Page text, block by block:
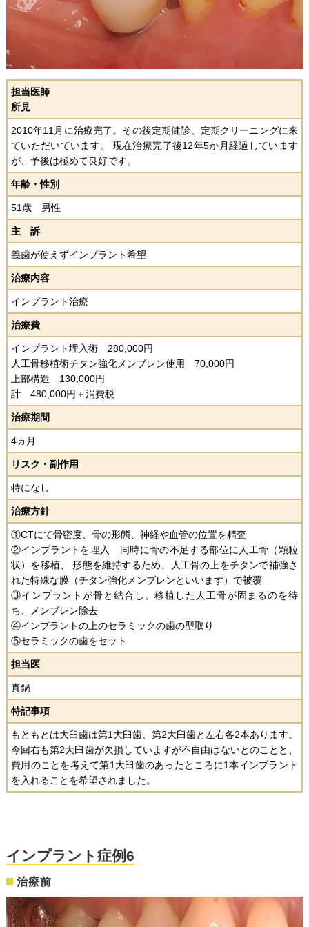
担当医師
所見
2010年11月に治療完了。その後定期健診、定期クリーニングに来
ていただいています。 現在治療完了後12年5か月経過しています
が、予後は極めて良好です。
年齢・性別
51歳 男性
主 訴
義歯が使えずインプラント希望
治療内容
インプラント治療
治療費
インプラント埋入術 280,000円
人工骨移植術チタン強化メンブレン使用 70,000円
上部構造 130,000円
計 480,000円＋消費税
治療期間
4ヵ月
リスク・副作用
特になし
治療方針
①CTにて骨密度、骨の形態、神経や血管の位置を精査
②インプラントを埋入 同時に骨の不足する部位に人工骨（顆粒
状）を移植、 形態を維持するため、人工骨の上をチタンで補強さ
れた特殊な膜（チタン強化メンブレンといいます）で被覆
③インプラントが骨と結合し、移植した人工骨が固まるのを待
ち、メンブレン除去
④インプラントの上のセラミックの歯の型取り
⑤セラミックの歯をセット
担当医
真鍋
特記事項
もともとは大臼歯は第1大臼歯、第2大臼歯と左右各2本あります。
今回右も第2大臼歯が欠損していますが不自由はないとのことと、
費用のことを考えて第1大臼歯のあったところに1本インプラント
を入れることを希望されました。
インプラント症例6
治療前